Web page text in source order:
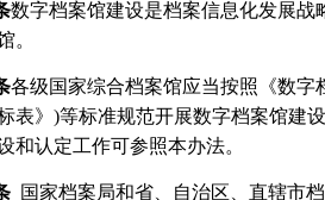
数字档案馆建设是档案信息化发展
。
各级国家综合档案馆应当按照《数字
表》)等标准规范开展数字档案馆建
和认定工作可参照本办法。
国家档案局和省、自治区、直辖市